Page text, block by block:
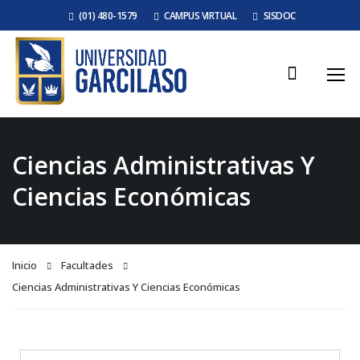
(01) 480-1579 CAMPUS VIRTUAL SISDOC
Ciencias Administrativas Y
Ciencias Económicas
Inicio
Facultades
Ciencias Administrativas Y Ciencias Económicas